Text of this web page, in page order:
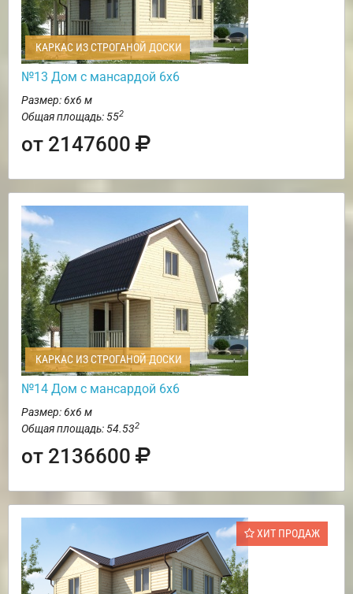
КАРКАС ИЗ СТРОГАНОЙ ДОСКИ
№13 Дом с мансардой 6х6
Размер: 6х6 м
Общая площадь: 552
от 2147600
КАРКАС ИЗ СТРОГАНОЙ ДОСКИ
№14 Дом с мансардой 6х6
Размер: 6х6 м
Общая площадь: 54.532
от 2136600
ХИТ ПРОДАЖ